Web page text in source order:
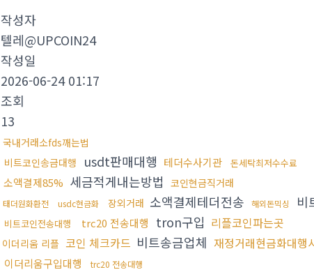
작성자
텔레@UPCOIN24
작성일
2026-06-24 01:17
조회
13
국내거래소fds깨는법
비트코인송금대행
usdt판매대행 테더수사기관 돈세탁최저수수료
소액결제85% 세금적게내는방법 코인현금직거래
태더원화환전 usdc현금화 장외거래 소액결제테더전송 해외돈믹싱 비
비트코인전송대행
trc20 전송대행 tron구입 리플코인파는곳
이더리움 리플 코인 체크카드 비트송금업체 재정거래현금화대행
이더리움구입대행 trc20 전송대행